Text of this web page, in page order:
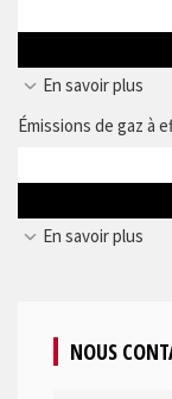
En savoir plus
Émissions de gaz à
En savoir plus
NOUS